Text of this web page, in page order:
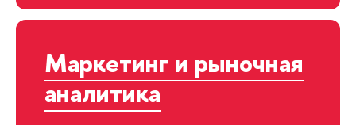
Маркетинг и рыночная
аналитика